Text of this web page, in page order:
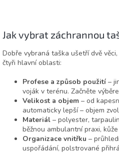
Jak vybrat záchrannou
Dobře vybraná taška ušetří dvě
čtyři hlavní oblasti:
Profese a způsob použití –
voják v terénu. Začněte
Velikost a objem – od
automaticky lepší – objem
Materiál – polyester,
běžnou ambulantní praxi,
Organizace vnitřku –
uspořádání, polstrované